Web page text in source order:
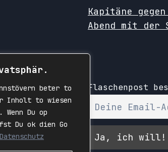
beter to
Inholt to wiesen
Du op
Du ok dien Go
Datenschutz
Kapitäne
Abend mit der
Flaschenpost